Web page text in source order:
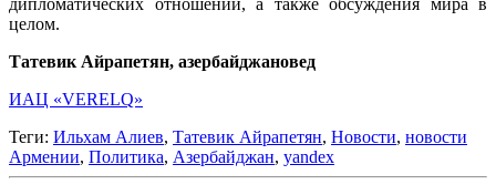
целом.
Татевик Айрапетян, азербайджановед
ИАЦ «VERELQ»
Теги: Ильхам Алиев, Татевик Айрапетян, Новости, новости
Армении, Политика, Азербайджан, yandex